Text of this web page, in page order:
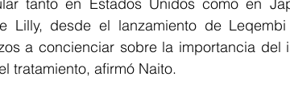
Lilly, desde el lanzamiento de
a concienciar sobre la importancia del
tratamiento, afirmó Naito.